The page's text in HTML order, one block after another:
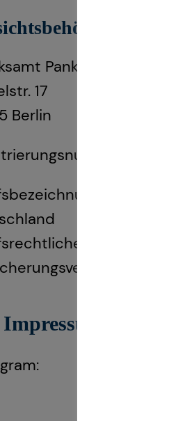
Pankow /
17
Berlin
D-F-
Regelungen: §
und
gilt auch